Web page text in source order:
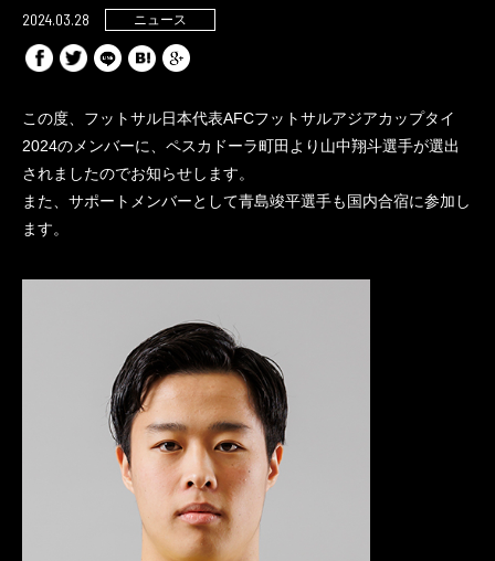
2024.03.28 ニュース
この度、フットサル日本代表AFCフットサルアジアカップタイ
2024のメンバーに、ペスカドーラ町田より山中翔斗選手が選出
されましたのでお知らせします。
また、サポートメンバーとして青島竣平選手も国内合宿に参加し
ます。